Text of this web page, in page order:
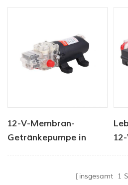
12-V-Membran-
Getränkepumpe in
insgesamt 1